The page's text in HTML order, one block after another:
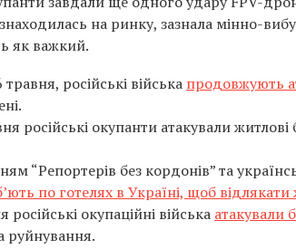
на ринку, зазнала мінно-
як важкий.
російські війська продовжують
російські окупанти атакували
“Репортерів без кордонів” та
по готелях в Україні, щоб відлякати
російські окупаційні війська атакували
руйнування.